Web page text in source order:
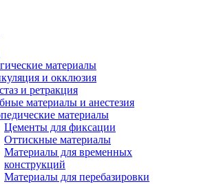
материалы
и окклюзия
и ретракция
материалы и анестезия
материалы
Цементы для фиксации
Оттискные материалы
Материалы для временных
конструкций
Материалы для перебазировки